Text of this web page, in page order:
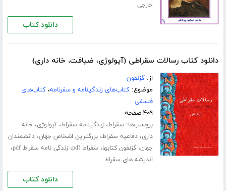
خارجی
دانلود کتاب
دانلود کتاب رسالات سقراطی (آپولوژی، ضیافت، خانه داری)
از:گزنفون
موضوع:کتاب‌های زندگینامه و سفرنامه،کتاب‌های
فلسفی
۴۰۹ صفحه
برچسب‌ها: سقراط، زندگینامه سقراط،آپولوژی، خانه
داری،دفاعیه سقراط،بزرگترین اشخاص جهان،دانشمندان
جهان،گزنفون کتابها، سقراط pdf ، زندگی نامه سقراط pdf ،
اندیشه های سقراط
دانلود کتاب